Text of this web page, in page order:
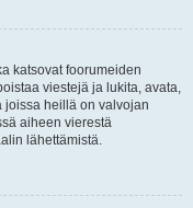
katsovat foorumeiden
viestejä ja lukita, avata,
heillä on valvojan
aiheen vierestä
lähettämistä.